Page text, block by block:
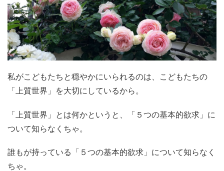
私がこどもたちと穏やかにいられるのは、こどもたちの
「上質世界」を大切にしているから。
「上質世界」とは何かというと、「５つの基本的欲求」に
ついて知らなくちゃ。
誰もが持っている「５つの基本的欲求」について知らなく
ちゃ。